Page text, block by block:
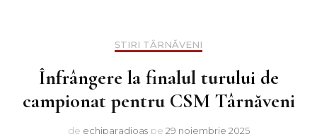
ȘTIRI TÂRNĂVENI
Înfrângere la finalul turului de
campionat pentru CSM Târnăveni
de echiparadioas pe 29 noiembrie 2025